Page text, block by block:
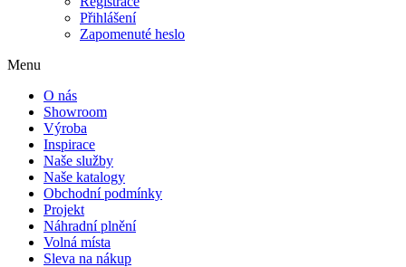
Přihlášení
Zapomenuté heslo
Menu
O nás
Showroom
Výroba
Inspirace
Naše služby
Naše katalogy
Obchodní podmínky
Projekt
Náhradní plnění
Volná místa
Sleva na nákup